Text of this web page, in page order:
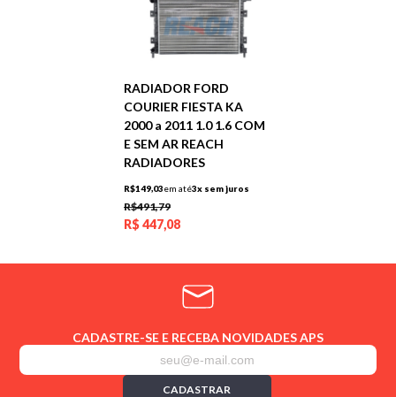
RADIADOR FORD
COURIER FIESTA KA
2000 a 2011 1.0 1.6 COM
E SEM AR REACH
RADIADORES
R$149,03em até3x sem juros
R$491,79
R$447,08
CADASTRE-SE E RECEBA NOVIDADES APS
CADASTRAR